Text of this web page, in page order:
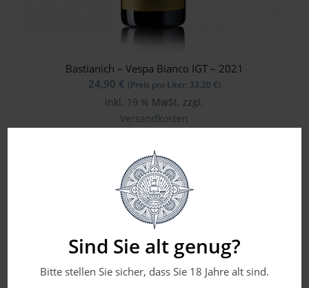
Sind Sie alt genug?
Bitte stellen Sie sicher, dass Sie 18 Jahre alt sind.
Bastianich – Vespa Bianco IGT – 2021
24,90 € (Preis pro Liter: 33,20 €)
inkl. 19 % MwSt. zzgl.
Versandkosten